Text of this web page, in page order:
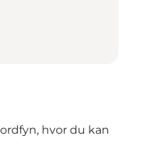
hvor du kan